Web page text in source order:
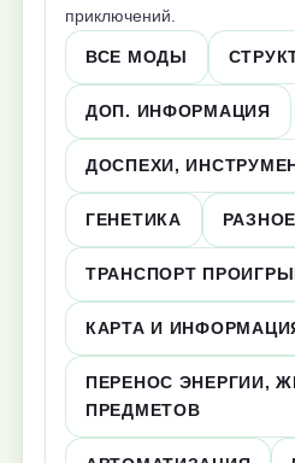
приключений.
ВСЕ МОДЫ
ДОП. ИНФОРМАЦИЯ
ДОСПЕХИ,
ГЕНЕТИКА РАЗНОЕ
ТРАНСПОРТ
КАРТА И
ПЕРЕНОС ЭНЕРГИИ,
ПРЕДМЕТОВ